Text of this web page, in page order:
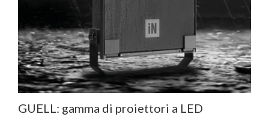
GUELL: gamma di proiettori a LED